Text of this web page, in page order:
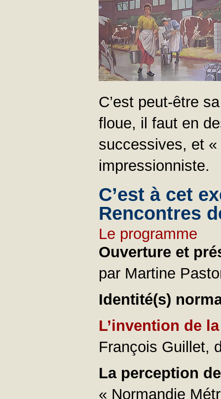
C’est peut-être
floue, il faut en
successives, et
impressionniste.
C’est à cet
Rencontres
Le programme
Ouverture et
par Martine
Identité(s)
L’invention de
François Guillet,
La perception
« Normandie